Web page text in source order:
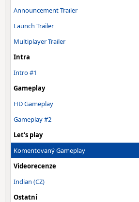
Announcement Trailer
Launch Trailer
Multiplayer Trailer
Intra
Intro #1
Gameplay
HD Gameplay
Gameplay #2
Let's play
Komentovaný Gameplay
Videorecenze
Indian (CZ)
Ostatní